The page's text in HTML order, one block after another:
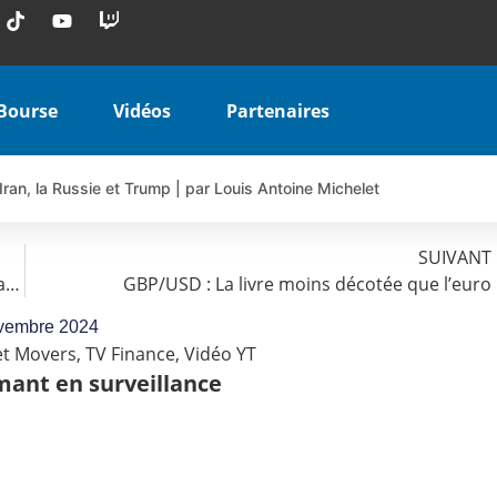
Vidéos Partenaires
la Russie et Trump | par Louis Antoine Michelet
veulent pas que vous voyiez ensemble | par Louis-Antoine
WO83V à 0,51 € (+46 %)
en hausse | Point Stratégique Hebdomadaire – Éric Galiègue
– Chrono CAC
vient de commencer | par Louis-Antoine Michelet
UNIBAIL-RODAMCO-WESTFIELD : Scénario toujours haussier
SUIVANT
GBP/USD : La livre moins décotée que l’euro
2024
Movers,TV Finance,Vidéo YT
en surveillance